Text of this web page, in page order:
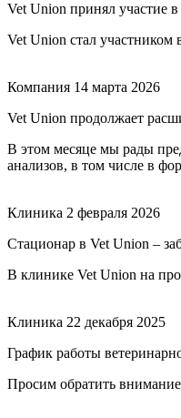
Vet Union принял участие
Vet Union стал
Компания 14 марта 2026
Vet Union продолжает
В этом месяце мы рады
анализов, в том числе в
Клиника 2 февраля 2026
Стационар в Vet Union –
В клинике Vet Union на
Клиника 22 декабря 2025
График работы
Просим обратить